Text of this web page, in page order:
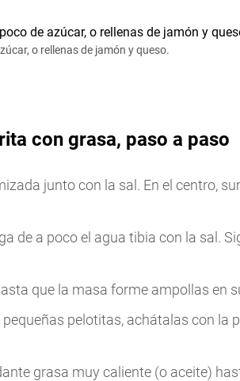
o rellenas de jamón y queso.
con grasa, paso a paso
junto con la sal. En el centro,
de a poco el agua tibia con la sal.
que la masa forme ampollas en
pelotitas, achátalas con la
grasa muy caliente (o aceite)